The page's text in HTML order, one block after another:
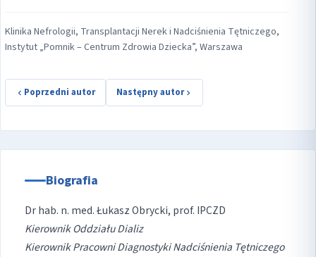
Klinika Nefrologii, Transplantacji Nerek i Nadciśnienia Tętniczego,
Instytut „Pomnik – Centrum Zdrowia Dziecka”, Warszawa
Poprzedni autor Następny autor
Biografia
Dr hab. n. med. Łukasz Obrycki, prof. IPCZD
Kierownik Oddziału Dializ
Kierownik Pracowni Diagnostyki Nadciśnienia Tętniczego